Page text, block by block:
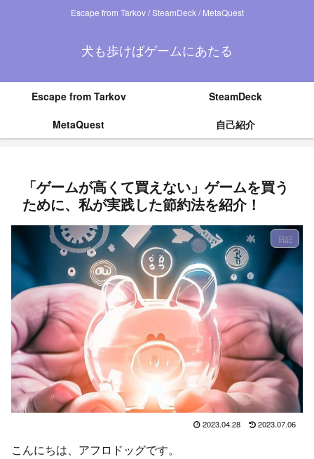
Escape from Tarkov / SteamDeck / MetaQuest
犬も歩けばゲームにあたる
Escape from Tarkov
SteamDeck
MetaQuest
自己紹介
「ゲームが高くて買えない」ゲームを買う
ために、私が実践した節約法を紹介！
日記
2023.04.28 2023.07.06
こんにちは、アフロドッグです。